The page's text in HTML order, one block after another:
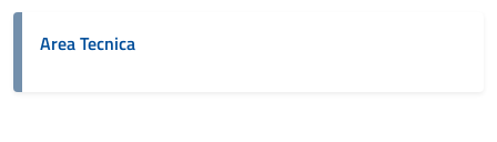
Area Tecnica